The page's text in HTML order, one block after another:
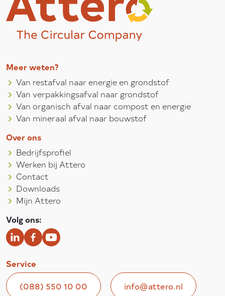
Meer weten?
Van restafval naar energie en grondstof
Van verpakkingsafval naar grondstof
Van organisch afval naar compost en energie
Van mineraal afval naar bouwstof
Over ons
Bedrijfsprofiel
Werken bij Attero
Contact
Downloads
Mijn Attero
Volg ons:
Service
(088) 550 10 00 info@attero.nl